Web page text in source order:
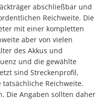
abschließbar und
Reichweite. Die
mit einer kompletten
aber von vielen
des Akkus und
und die gewählte
sind Streckenprofil,
Reichweite.
Die Angaben sollten daher